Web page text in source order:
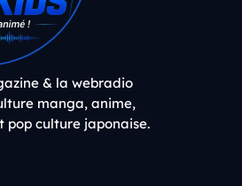
& la webradio
manga, anime,
pop culture japonaise.